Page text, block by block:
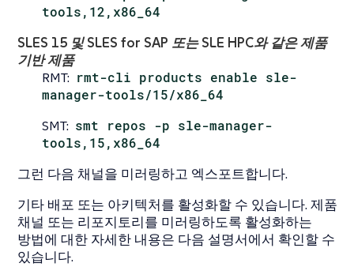
tools,12,x86_64
SLES 15 및 SLES for SAP 또는 SLE HPC와 같은 제품
기반 제품
RMT: rmt-cli products enable sle-
manager-tools/15/x86_64
SMT: smt repos -p sle-manager-
tools,15,x86_64
그런 다음 채널을 미러링하고 엑스포트합니다.
기타 배포 또는 아키텍처를 활성화할 수 있습니다. 제품
채널 또는 리포지토리를 미러링하도록 활성화하는
방법에 대한 자세한 내용은 다음 설명서에서 확인할 수
있습니다.